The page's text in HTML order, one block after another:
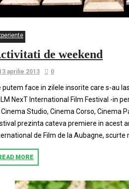
de weekend
aprilie 2013 0
putem face in zilele insorite care s-au
NexT International Film Festival -in
Cinema Studio, Cinema Corso, Cinema
prezinta cateva premiere in acest
de Film de la Aubagne, scurte
MORE